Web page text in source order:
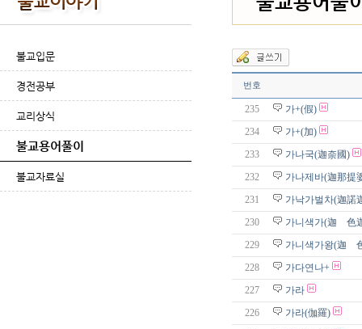
불교입문
경전공부
교리상식
불교용어풀이
불교자료실
번호
235
가+(假)
234
가+(加)
233
가나국(迦奈國)
232
가나제바(迦那提
231
가낙가벌차(迦諾
230
가니색가(迦 色
229
가니색가왕(迦
228
가다연나+
227
가라
226
가라(伽羅)